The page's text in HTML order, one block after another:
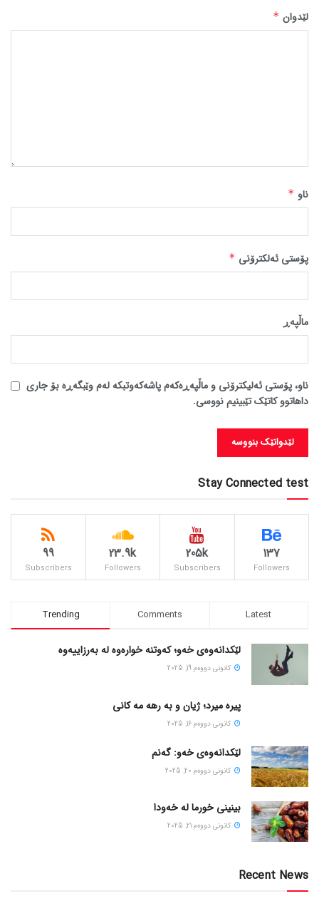
لێدوان *
ناو *
پۆستی ئەلکترۆنی *
ماڵپه‌ڕ
ناو، پۆستی ئەلیکترۆنی و ماڵپەڕەکەم پاشەکەوتبکە لەم وێبگەڕە بۆ جاری
داهاتوو کاتێک تێبینیم نووسی.
Stay Connected test
137
Followers
205k
Subscribers
23.9k
Followers
99
Subscribers
Trending Comments Latest
لێکدانەوەی خەو؛ کەوتنە خوارەوە لە بەرزاییەوە
كانونی دووه‌م 19, 2025
پیره میرد؛ ژیان و به رهه مه کانی
كانونی دووه‌م 16, 2025
لێکدانەوەی خەو: گەنم
كانونی دووه‌م 20, 2025
بینینی خورما لە خەودا
كانونی دووه‌م 21, 2025
Recent News